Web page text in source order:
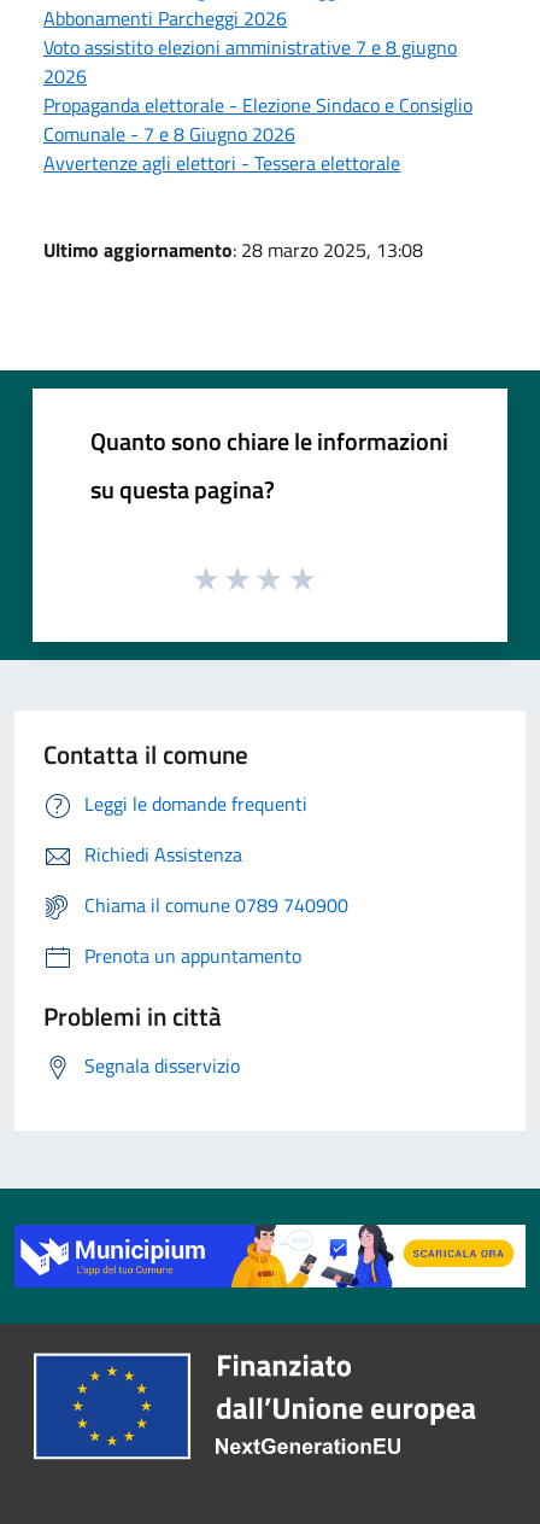
Abbonamenti Parcheggi 2026
Voto assistito elezioni amministrative 7 e 8 giugno
2026
Propaganda elettorale - Elezione Sindaco e Consiglio
Comunale - 7 e 8 Giugno 2026
Avvertenze agli elettori - Tessera elettorale
Ultimo aggiornamento: 28 marzo 2025, 13:08
Quanto sono chiare le informazioni
su questa pagina?
Contatta il comune
Leggi le domande frequenti
Richiedi Assistenza
Chiama il comune 0789 740900
Prenota un appuntamento
Problemi in città
Segnala disservizio